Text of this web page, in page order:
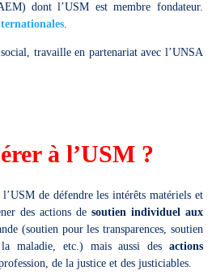
dont l’USM est membre fondateur.
.
travaille en partenariat avec l’UNSA
à l’USM ?
de défendre les intérêts matériels et
des actions de soutien individuel aux
(soutien pour les transparences, soutien
maladie, etc.) mais aussi des actions
de la justice et des justiciables.